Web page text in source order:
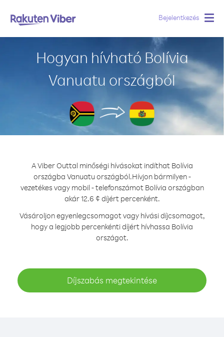
Bejelentkezés
Hogyan hívható Bolívia
Vanuatu országból
A Viber Outtal minőségi hívásokat indíthat Bolívia
országba Vanuatu országból.Hívjon bármilyen -
vezetékes vagy mobil - telefonszámot Bolívia országban
akár 12.6 ¢ díjért percenként.
Vásároljon egyenlegcsomagot vagy hívási díjcsomagot,
hogy a legjobb percenkénti díjért hívhassa Bolívia
országot.
Díjszabás megtekintése